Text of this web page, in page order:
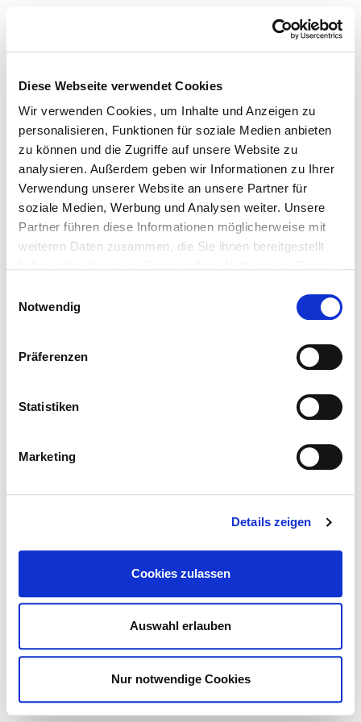
Diese Webseite verwendet Cookies
Wir verwenden Cookies, um Inhalte und Anzeigen zu
personalisieren, Funktionen für soziale Medien anbieten
zu können und die Zugriffe auf unsere Website zu
analysieren. Außerdem geben wir Informationen zu Ihrer
Verwendung unserer Website an unsere Partner für
soziale Medien, Werbung und Analysen weiter. Unsere
Partner führen diese Informationen möglicherweise mit
weiteren Daten zusammen, die Sie ihnen bereitgestellt
Notwendig
Präferenzen
Statistiken
Marketing
Details zeigen
Cookies zulassen
Auswahl erlauben
Nur notwendige Cookies